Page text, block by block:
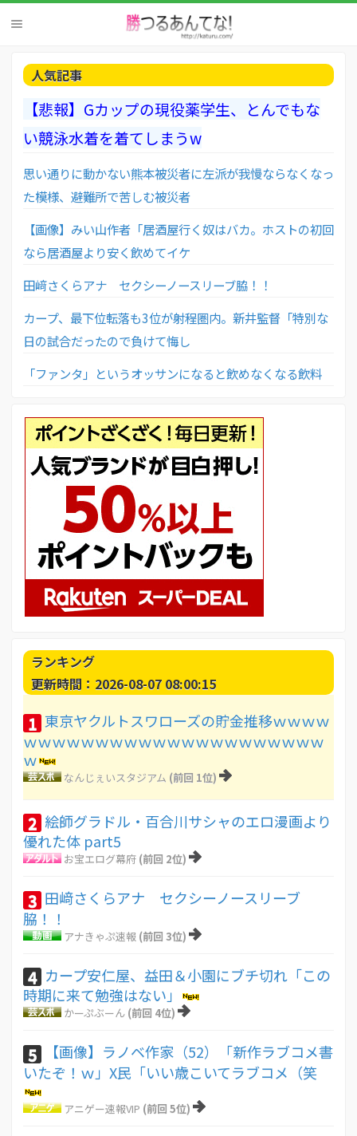
人気記事
【悲報】Gカップの現役薬学生、とんでもな
い競泳水着を着てしまうw
思い通りに動かない熊本被災者に左派が我慢ならなくなっ
た模様、避難所で苦しむ被災者
【画像】みい山作者「居酒屋行く奴はバカ。ホストの初回
なら居酒屋より安く飲めてイケ
田﨑さくらアナ セクシーノースリーブ脇！！
カープ、最下位転落も3位が射程圏内。新井監督「特別な
日の試合だったので負けて悔し
「ファンタ」というオッサンになると飲めなくなる飲料
ランキング
更新時間：2026-08-07 08:00:15
1 東京ヤクルトスワローズの貯金推移ｗｗｗｗ
ｗｗｗｗｗｗｗｗｗｗｗｗｗｗｗｗｗｗｗｗｗ
ｗ
なんじぇいスタジアム (前回 1位)
2 絵師グラドル・百合川サシャのエロ漫画より
優れた体 part5
お宝エログ幕府 (前回 2位)
3 田﨑さくらアナ セクシーノースリーブ
脇！！
アナきゃぷ速報 (前回 3位)
4 カープ安仁屋、益田＆小園にブチ切れ「この
時期に来て勉強はない」
かーぷぶーん (前回 4位)
5
【画像】ラノベ作家（52）「新作ラブコメ書
いたぞ！ｗ」X民「いい歳こいてラブコメ（笑
アニゲー速報VIP (前回 5位)